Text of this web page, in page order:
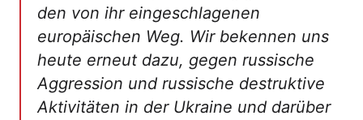
den von ihr eingeschlagenen
europäischen Weg. Wir bekennen uns
heute erneut dazu, gegen russische
Aggression und russische destruktive
Aktivitäten in der Ukraine und darüber